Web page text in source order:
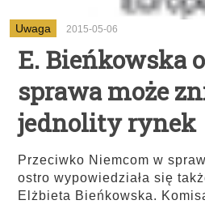
Uwaga 2015-05-06
E. Bieńkowska
sprawa może
jednolity rynek
Przeciwko Niemcom w
ostro wypowiedziała się
Elżbieta Bieńkowska.